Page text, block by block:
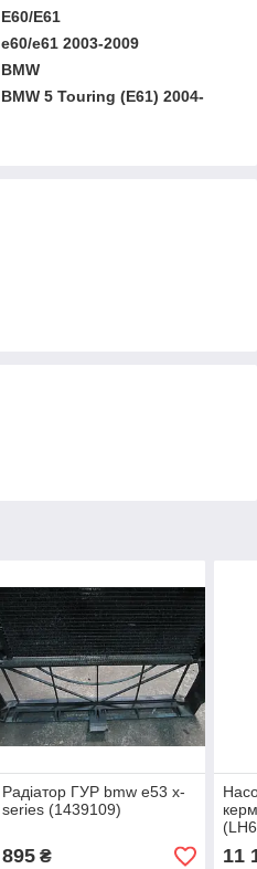
E60/E61
e60/e61 2003-2009
BMW
BMW 5 Touring (E61) 2004-
Радіатор ГУР bmw e53 x-
series (1439109)
895₴ 11